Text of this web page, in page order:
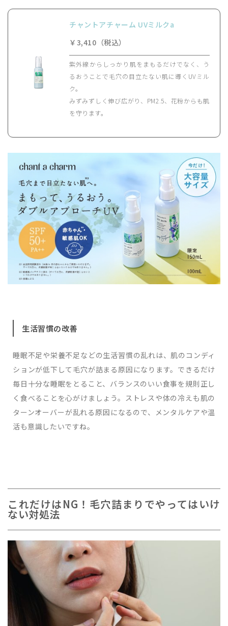
チャントアチャーム UVミルクa
￥3,410（税込）
紫外線からしっかり肌をまもるだけでなく、う
るおうことで毛穴の目立たない肌に導くUVミル
ク。
みずみずしく伸び広がり、PM2.5、花粉からも肌
を守ります。
生活習慣の改善
睡眠不足や栄養不足などの生活習慣の乱れは、肌のコンディ
ションが低下して毛穴が詰まる原因になります。できるだけ
毎日十分な睡眠をとること、バランスのいい食事を規則正し
く食べることを心がけましょう。ストレスや体の冷えも肌の
ターンオーバーが乱れる原因になるので、メンタルケアや温
活も意識したいですね。
これだけはNG！毛穴詰まりでやってはいけ
ない対処法